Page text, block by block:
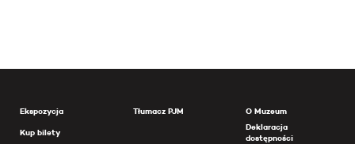
Ekspozycja
Kup bilety
Tłumacz PJM
O Muzeum
Deklaracja
dostępności